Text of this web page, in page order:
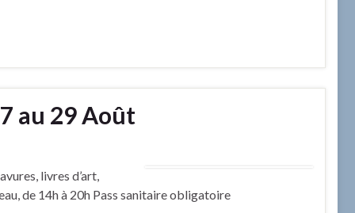
au 29 Août
livres d’art,
de 14h à 20h Pass sanitaire obligatoire